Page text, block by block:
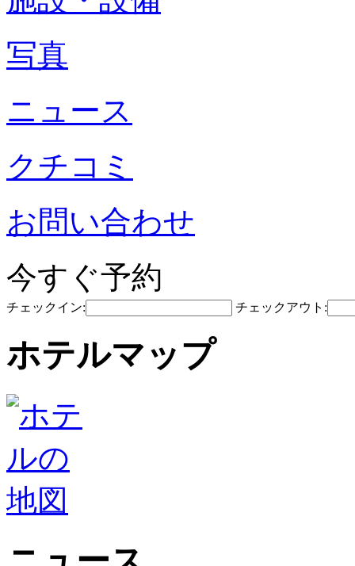
写真
ニュース
クチコミ
お問い合わせ
今すぐ予約
チェックイン: チェックアウト:
ホテルマップ